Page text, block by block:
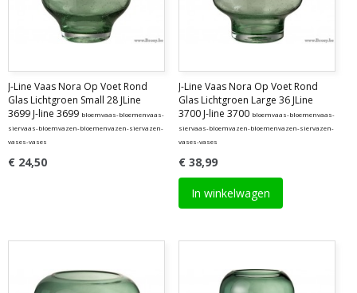
J-Line Vaas Nora Op Voet Rond
Glas Lichtgroen Small 28 JLine
3699 J-line 3699 bloemvaas-bloemenvaas-
siervaas-bloemvazen-bloemenvazen-siervazen-
vases-vases
€ 24,50
J-Line Vaas Nora Op Voet Rond
Glas Lichtgroen Large 36 JLine
3700 J-line 3700 bloemvaas-bloemenvaas-
siervaas-bloemvazen-bloemenvazen-siervazen-
vases-vases
€ 38,99
In winkelwagen